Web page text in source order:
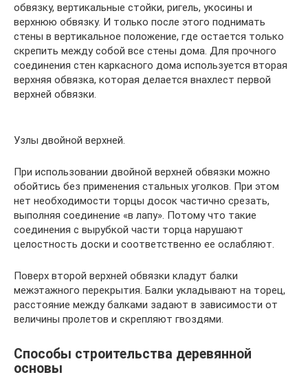
обвязку, вертикальные стойки, ригель, укосины и
верхнюю обвязку. И только после этого поднимать
стены в вертикальное положение, где остается только
скрепить между собой все стены дома. Для прочного
соединения стен каркасного дома используется вторая
верхняя обвязка, которая делается внахлест первой
верхней обвязки.
Узлы двойной верхней.
При использовании двойной верхней обвязки можно
обойтись без применения стальных уголков. При этом
нет необходимости торцы досок частично срезать,
выполняя соединение «в лапу». Потому что такие
соединения с вырубкой части торца нарушают
целостность доски и соответственно ее ослабляют.
Поверх второй верхней обвязки кладут балки
межэтажного перекрытия. Балки укладывают на торец,
расстояние между балками задают в зависимости от
величины пролетов и скрепляют гвоздями.
Способы строительства деревянной
основы